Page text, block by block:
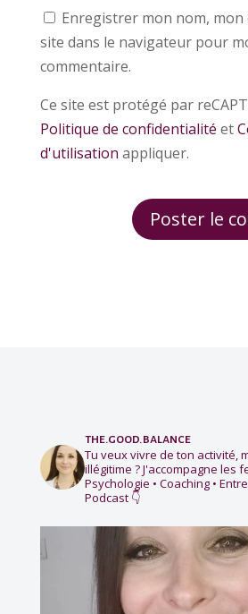
Enregistrer mon nom, mon
site dans le navigateur pour
commentaire.
Ce site est protégé par
Politique de confidentialité et
d'utilisation appliquer.
the.good.balance
Tu veux vivre de ton activité,
illégitime ?J'accompagne les
Psychologie • Coaching •
Podcast 👇